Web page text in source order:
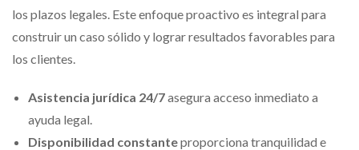
los plazos legales. Este enfoque proactivo es integral para
construir un caso sólido y lograr resultados favorables para
los clientes.
Asistencia jurídica 24/7asegura acceso inmediato a
ayuda legal.
Disponibilidad constanteproporciona tranquilidad e